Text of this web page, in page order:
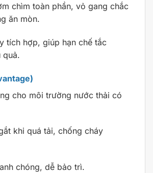
chìm toàn phần, vỏ gang chắc
ăn mòn.
tích hợp, giúp hạn chế tắc
quả.
cho môi trường nước thải có
khi quá tải, chống cháy
chóng, dễ bảo trì.